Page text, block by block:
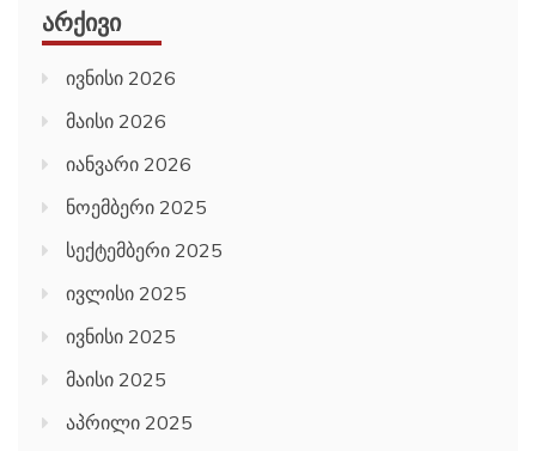
ᲐᲠᲥᲘᲕᲘ
ივნისი 2026
მაისი 2026
იანვარი 2026
ნოემბერი 2025
სექტემბერი 2025
ივლისი 2025
ივნისი 2025
მაისი 2025
აპრილი 2025